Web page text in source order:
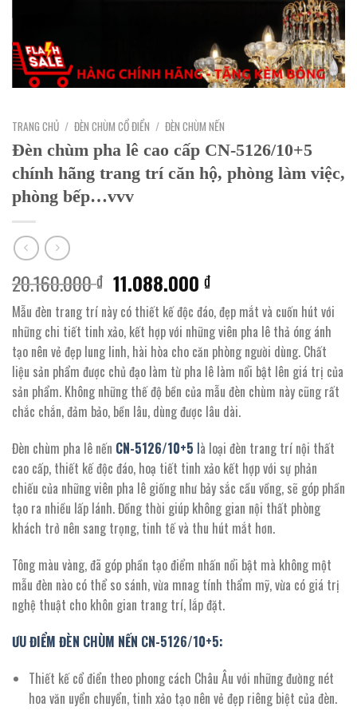
TRANG CHỦ / ĐÈN CHÙM CỔ ĐIỂN / ĐÈN CHÙM NẾN
Đèn chùm pha lê cao cấp CN-5126/10+5
chính hãng trang trí căn hộ, phòng làm việc,
phòng bếp…vvv
20.160.000₫ Giá
gốc
là:
20.160.000 ₫.
11.088.000₫Giá
hiện
tại
là:
11.088.000 ₫.
Mẫu đèn trang trí này có thiết kế độc đáo, đẹp mắt và cuốn hút với
những chi tiết tinh xảo, kết hợp với những viên pha lê thả óng ánh
tạo nên vẻ đẹp lung linh, hài hòa cho căn phòng người dùng. Chất
liệu sản phẩm được chủ đạo làm từ pha lê làm nổi bật lên giá trị của
sản phẩm. Không những thế độ bền của mẫu đèn chùm này cũng rất
chắc chắn, đảm bảo, bền lâu, dùng được lâu dài.
Đèn chùm pha lê nến CN-5126/10+5 là loại đèn trang trí nội thất
cao cấp, thiết kế độc đáo, hoạ tiết tinh xảo kết hợp với sự phản
chiếu của những viên pha lê giống như bảy sắc cầu vồng, sẽ góp phần
tạo ra nhiều lấp lánh. Đồng thời giúp không gian nội thất phòng
khách trở nên sang trọng, tinh tế và thu hút mắt hơn.
Tông màu vàng, đã góp phần tạo điểm nhấn nổi bật mà không một
mẫu đèn nào có thể so sánh, vừa mnag tính thẩm mỹ, vừa có giá trị
nghệ thuật cho khôn gian trang trí, lắp đặt.
ƯU ĐIỂM ĐÈN CHÙM NẾN CN-5126/10+5:
Thiết kế cổ điển theo phong cách Châu Âu với những đường nét
hoa văn uyển chuyển, tinh xảo tạo nên vẻ đẹp riêng biệt của đèn.